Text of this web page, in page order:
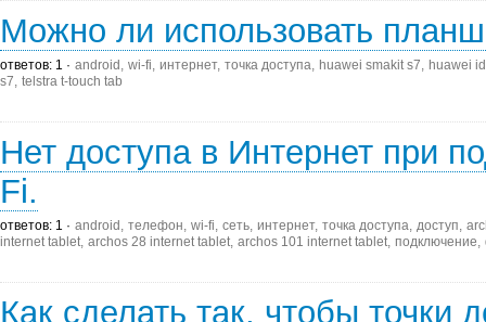
Можно ли использовать
ответов: 1 android wi-fi интернет точка доступа huawei smakit s7
huawei
s7 telstra t-touch tab
Нет доступа в Интернет при
Fi.
ответов: 1 android телефон wi-fi сеть интернет точка доступа доступ
internet tablet archos 28 internet tablet archos 101 internet tablet подключение
Как сделать так, чтобы точки